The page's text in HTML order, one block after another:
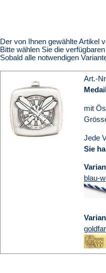
Der von Ihnen gewählte Artikel
Bitte wählen Sie die
Sobald alle notwendigen
Art.-
mit
Jede
Sie
blau-